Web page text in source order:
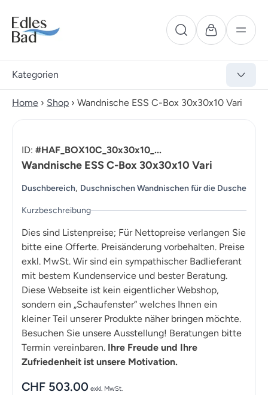
Kategorien
Home › Shop › Wandnische ESS C-Box 30x30x10 Vari
ID: #HAF_BOX10C_30x30x10_...
Wandnische ESS C-Box 30x30x10 Vari
Duschbereich, Duschnischen Wandnischen für die Dusche
Kurzbeschreibung
Dies sind Listenpreise; Für Nettopreise verlangen Sie
bitte eine Offerte. Preisänderung vorbehalten. Preise
exkl. MwSt. Wir sind ein sympathischer Badlieferant
mit bestem Kundenservice und bester Beratung.
Diese Webseite ist kein eigentlicher Webshop,
sondern ein „Schaufenster“ welches Ihnen ein
kleiner Teil unserer Produkte näher bringen möchte.
Besuchen Sie unsere Ausstellung! Beratungen bitte
Termin vereinbaren. Ihre Freude und Ihre
Zufriedenheit ist unsere Motivation.
CHF 503.00 exkl. MwSt.